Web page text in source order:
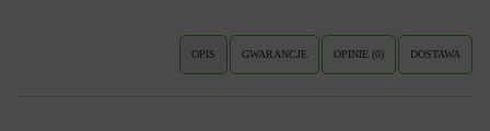
OPIS GWARANCJE OPINIE (0) DOSTAWA